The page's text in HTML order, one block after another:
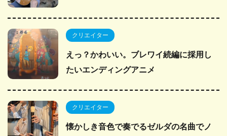
クリエイター
えっ？かわいい。ブレワイ続編に採用し
たいエンディングアニメ
クリエイター
懐かしき音色で奏でるゼルダの名曲でノ